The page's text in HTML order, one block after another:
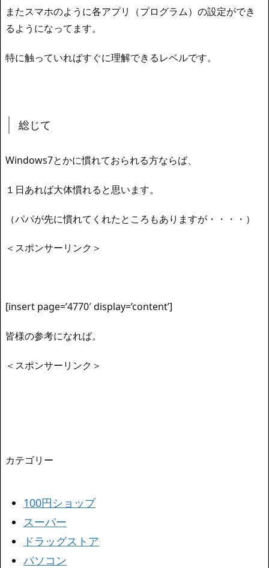
またスマホのように各アプリ（プログラム）の設定ができ
るようになってます。
特に触っていればすぐに理解できるレベルです。
総じて
Windows7とかに慣れておられる方ならば、
１日あれば大体慣れると思います。
（パパが先に慣れてくれたところもありますが・・・・）
＜スポンサーリンク＞
[insert page=’4770′ display=’content’]
皆様の参考になれば。
＜スポンサーリンク＞
カテゴリー
100円ショップ
スーパー
ドラッグストア
パソコン